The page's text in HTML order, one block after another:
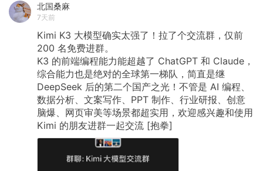
北国桑麻
7天前
Kimi K3 大模型确实太强了！拉了个交流群，仅前
200 名免费进群。
K3 的前端编程能力能超越了 ChatGPT 和 Claude，
综合能力也是绝对的全球第一梯队，简直是继
DeepSeek 后的第二个国产之光！不管是 AI 编程、
数据分析、文案写作、PPT 制作、行业研报、创意
脑爆、网页审美等场景都超实用，欢迎感兴趣和使用
Kimi 的朋友进群一起交流 [抱拳]